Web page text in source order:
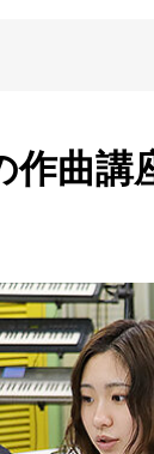
作曲講